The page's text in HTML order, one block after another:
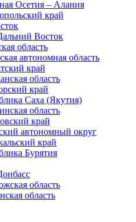
Осетия – Алания
край
Восток
область
автономная область
край
область
край
Саха (Якутия)
область
край
автономный округ
край
Бурятия
область
область